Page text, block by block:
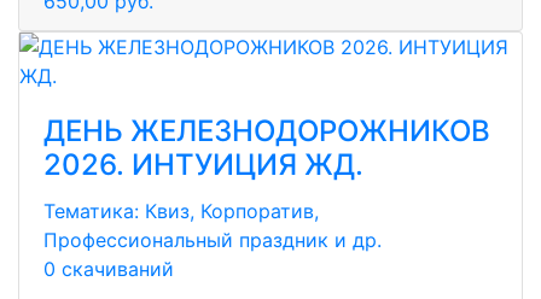
ДЕНЬ ЖЕЛЕЗНОДОРОЖНИКОВ
2026. ИНТУИЦИЯ ЖД.
Тематика: Квиз, Корпоратив,
Профессиональный праздник и др.
0 скачиваний